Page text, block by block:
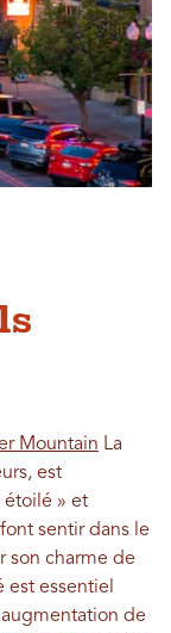
Mountain La
est
étoilé » et
sentir dans le
son charme de
essentiel
de